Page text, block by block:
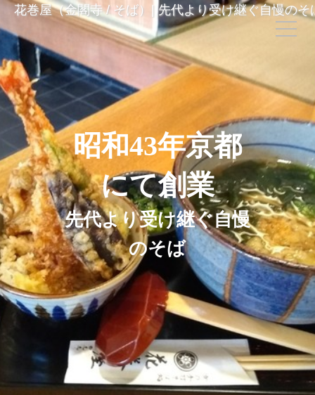
花巻屋（金閣寺 / そば）| 先代より受け継ぐ自慢のそ
昭和43年京都
にて創業
先代より受け継ぐ自慢
のそば